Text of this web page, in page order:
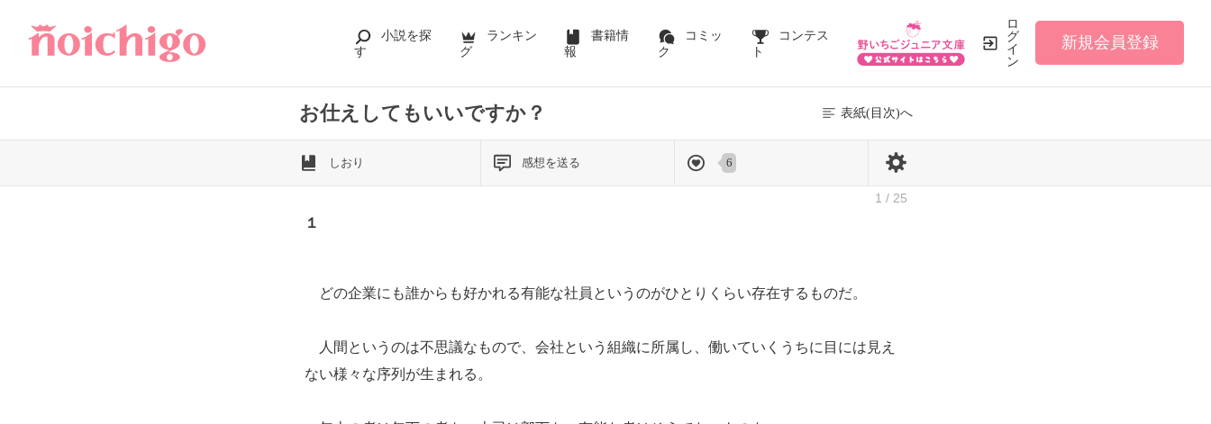
小説を探
す
ランキン
グ
書籍情
報
コミッ
ク
コンテス
ト
ロ
グ
イ
ン
新規会員登録
お仕えしてもいいですか？ 表紙(目次)へ
しおり 感想を送る 6
1 / 25
１
どの企業にも誰からも好かれる有能な社員というのがひとりくらい存在するものだ。
人間というのは不思議なもので、会社という組織に所属し、働いていくうちに目には見え
ない様々な序列が生まれる。